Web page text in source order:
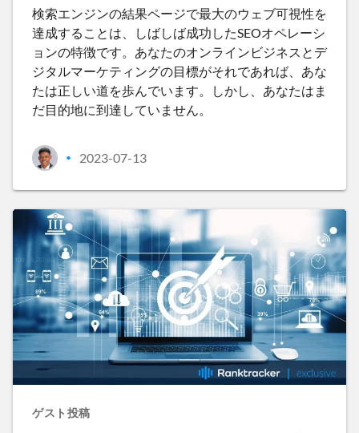
検索エンジンの結果ページで最大のウェブ可視性を
達成することは、しばしば成功したSEOオペレーシ
ョンの特徴です。あなたのオンラインビジネスとデ
ジタルマーケティングの目標がそれであれば、あな
たは正しい道を歩んでいます。しかし、あなたはま
だ目的地に到達していません。
• 2023-07-13
ゲスト投稿